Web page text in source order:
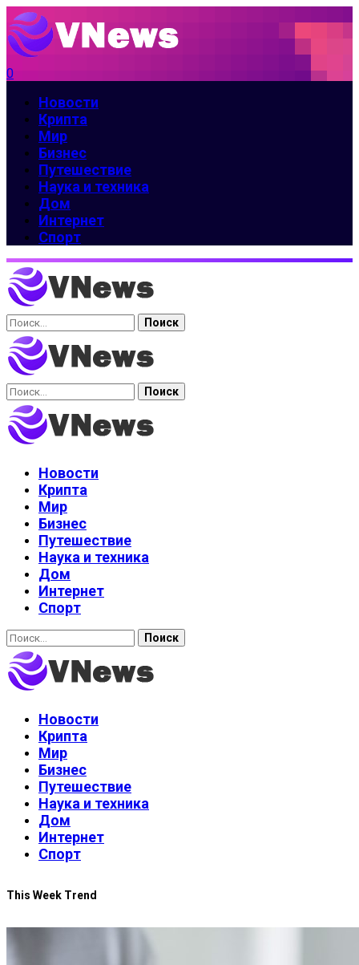
0
Новости
Крипта
Мир
Бизнес
Путешествие
Наука и техника
Дом
Интернет
Спорт
Найти:
Найти:
Новости
Крипта
Мир
Бизнес
Путешествие
Наука и техника
Дом
Интернет
Спорт
Найти:
Новости
Крипта
Мир
Бизнес
Путешествие
Наука и техника
Дом
Интернет
Спорт
This Week Trend